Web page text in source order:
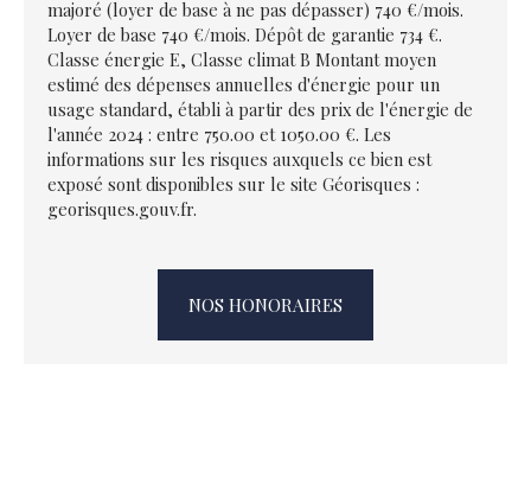
majoré (loyer de base à ne pas dépasser) 740 €/mois.
Loyer de base 740 €/mois. Dépôt de garantie 734 €.
Classe énergie E, Classe climat B Montant moyen
estimé des dépenses annuelles d'énergie pour un
usage standard, établi à partir des prix de l'énergie de
l'année 2024 : entre 750.00 et 1050.00 €. Les
informations sur les risques auxquels ce bien est
exposé sont disponibles sur le site Géorisques :
georisques.gouv.fr.
NOS HONORAIRES